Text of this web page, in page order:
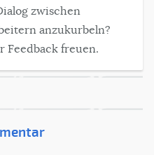
zwischen
anzukurbeln?
Feedback freuen.